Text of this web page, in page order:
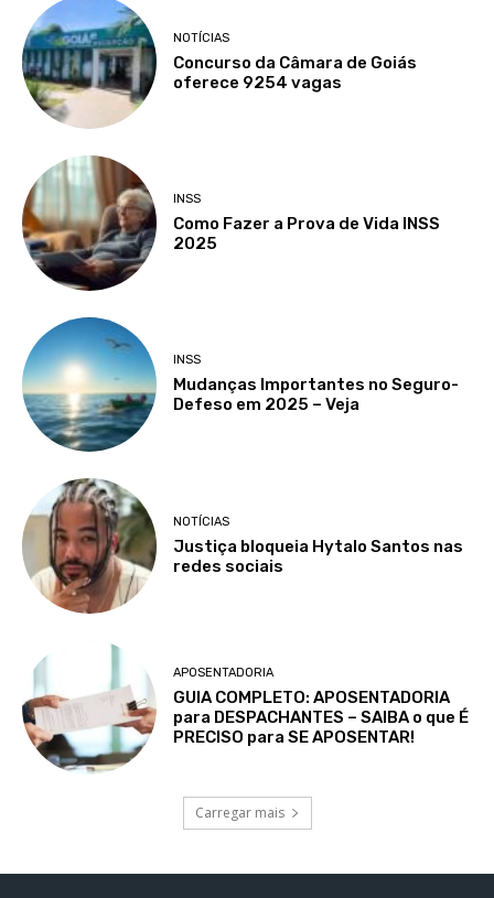
NOTÍCIAS
Concurso da Câmara de Goiás
oferece 9254 vagas
INSS
Como Fazer a Prova de Vida INSS
2025
INSS
Mudanças Importantes no Seguro-
Defeso em 2025 – Veja
NOTÍCIAS
Justiça bloqueia Hytalo Santos nas
redes sociais
APOSENTADORIA
GUIA COMPLETO: APOSENTADORIA
para DESPACHANTES – SAIBA o que É
PRECISO para SE APOSENTAR!
Carregar mais